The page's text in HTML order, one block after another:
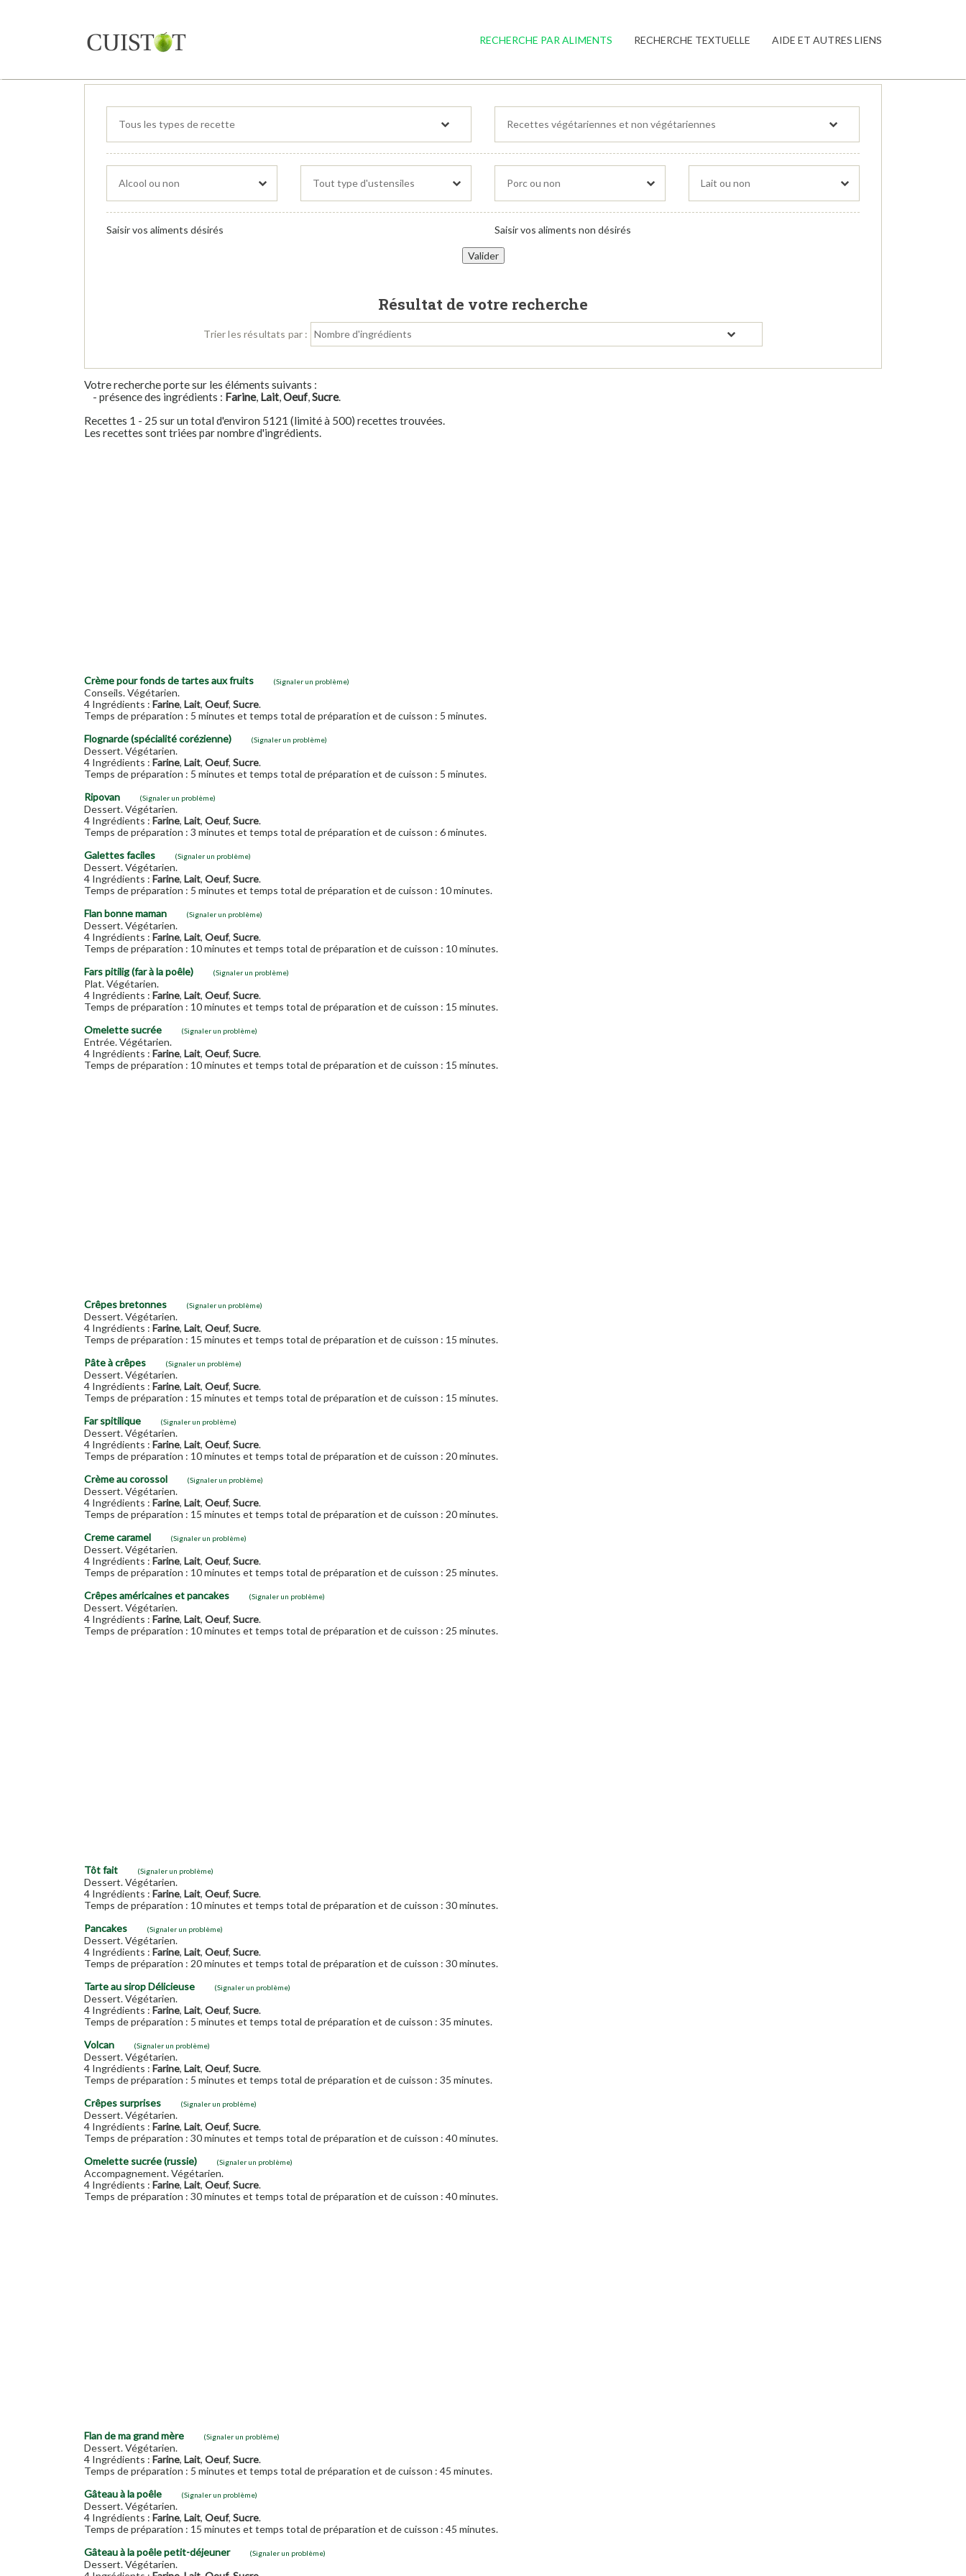
RECHERCHE PAR ALIMENTS RECHERCHE TEXTUELLE AIDE ET AUTRES LIENS
Saisir vos aliments désirés Saisir vos aliments non désirés
Résultat de votre recherche
Trier les résultats par :
Votre recherche porte sur les éléments suivants :
- présence des ingrédients : Farine, Lait,Oeuf,Sucre.
Recettes 1 - 25 sur un total d'environ 5121 (limité à 500) recettes trouvées.
Les recettes sont triées par nombre d'ingrédients.
Crème pour fonds de tartes aux fruits (Signaler un problème)
Conseils. Végétarien.
4 Ingrédients : Farine, Lait, Oeuf, Sucre.
Temps de préparation : 5 minutes et temps total de préparation et de cuisson : 5 minutes.
Flognarde (spécialité corézienne)
(Signaler un problème)
Dessert. Végétarien.
4 Ingrédients : Farine, Lait, Oeuf, Sucre.
Temps de préparation : 5 minutes et temps total de préparation et de cuisson : 5 minutes.
Ripovan
(Signaler un problème)
Dessert. Végétarien.
4 Ingrédients : Farine, Lait, Oeuf, Sucre.
Temps de préparation : 3 minutes et temps total de préparation et de cuisson : 6 minutes.
Galettes faciles
(Signaler un problème)
Dessert. Végétarien.
4 Ingrédients : Farine, Lait, Oeuf, Sucre.
Temps de préparation : 5 minutes et temps total de préparation et de cuisson : 10 minutes.
Flan bonne maman
(Signaler un problème)
Dessert. Végétarien.
4 Ingrédients : Farine, Lait, Oeuf, Sucre.
Temps de préparation : 10 minutes et temps total de préparation et de cuisson : 10 minutes.
Fars pitilig (far à la poêle)
(Signaler un problème)
Plat. Végétarien.
4 Ingrédients : Farine, Lait, Oeuf, Sucre.
Temps de préparation : 10 minutes et temps total de préparation et de cuisson : 15 minutes.
Omelette sucrée
(Signaler un problème)
Entrée. Végétarien.
4 Ingrédients : Farine, Lait, Oeuf, Sucre.
Temps de préparation : 10 minutes et temps total de préparation et de cuisson : 15 minutes.
Crêpes bretonnes (Signaler un problème)
Dessert. Végétarien.
4 Ingrédients : Farine, Lait, Oeuf, Sucre.
Temps de préparation : 15 minutes et temps total de préparation et de cuisson : 15 minutes.
Pâte à crêpes
(Signaler un problème)
Dessert. Végétarien.
4 Ingrédients : Farine, Lait, Oeuf, Sucre.
Temps de préparation : 15 minutes et temps total de préparation et de cuisson : 15 minutes.
Far spitilique
(Signaler un problème)
Dessert. Végétarien.
4 Ingrédients : Farine, Lait, Oeuf, Sucre.
Temps de préparation : 10 minutes et temps total de préparation et de cuisson : 20 minutes.
Crème au corossol
(Signaler un problème)
Dessert. Végétarien.
4 Ingrédients : Farine, Lait, Oeuf, Sucre.
Temps de préparation : 15 minutes et temps total de préparation et de cuisson : 20 minutes.
Creme caramel
(Signaler un problème)
Dessert. Végétarien.
4 Ingrédients : Farine, Lait, Oeuf, Sucre.
Temps de préparation : 10 minutes et temps total de préparation et de cuisson : 25 minutes.
Crêpes américaines et pancakes
(Signaler un problème)
Dessert. Végétarien.
4 Ingrédients : Farine, Lait, Oeuf, Sucre.
Temps de préparation : 10 minutes et temps total de préparation et de cuisson : 25 minutes.
Tôt fait (Signaler un problème)
Dessert. Végétarien.
4 Ingrédients : Farine, Lait, Oeuf, Sucre.
Temps de préparation : 10 minutes et temps total de préparation et de cuisson : 30 minutes.
Pancakes
(Signaler un problème)
Dessert. Végétarien.
4 Ingrédients : Farine, Lait, Oeuf, Sucre.
Temps de préparation : 20 minutes et temps total de préparation et de cuisson : 30 minutes.
Tarte au sirop Délicieuse
(Signaler un problème)
Dessert. Végétarien.
4 Ingrédients : Farine, Lait, Oeuf, Sucre.
Temps de préparation : 5 minutes et temps total de préparation et de cuisson : 35 minutes.
Volcan
(Signaler un problème)
Dessert. Végétarien.
4 Ingrédients : Farine, Lait, Oeuf, Sucre.
Temps de préparation : 5 minutes et temps total de préparation et de cuisson : 35 minutes.
Crêpes surprises
(Signaler un problème)
Dessert. Végétarien.
4 Ingrédients : Farine, Lait, Oeuf, Sucre.
Temps de préparation : 30 minutes et temps total de préparation et de cuisson : 40 minutes.
Omelette sucrée (russie)
(Signaler un problème)
Accompagnement. Végétarien.
4 Ingrédients : Farine, Lait, Oeuf, Sucre.
Temps de préparation : 30 minutes et temps total de préparation et de cuisson : 40 minutes.
Flan de ma grand mère (Signaler un problème)
Dessert. Végétarien.
4 Ingrédients : Farine, Lait, Oeuf, Sucre.
Temps de préparation : 5 minutes et temps total de préparation et de cuisson : 45 minutes.
Gâteau à la poêle
(Signaler un problème)
Dessert. Végétarien.
4 Ingrédients : Farine, Lait, Oeuf, Sucre.
Temps de préparation : 15 minutes et temps total de préparation et de cuisson : 45 minutes.
Gâteau à la poêle petit-déjeuner
(Signaler un problème)
Dessert. Végétarien.